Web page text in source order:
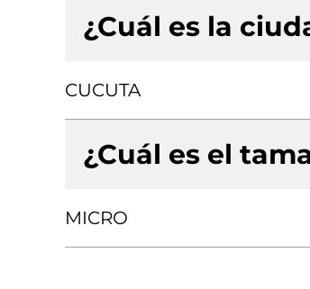
¿Cuál es la
CUCUTA
¿Cuál es el
MICRO